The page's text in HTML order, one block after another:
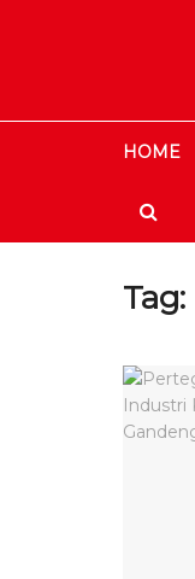
HOME
Tag: